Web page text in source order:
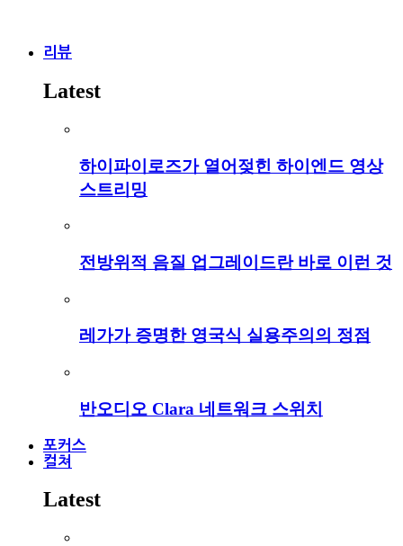
리뷰
Latest
하이파이로즈가 열어젖힌 하이엔드 영상
스트리밍
전방위적 음질 업그레이드란 바로 이런 것
레가가 증명한 영국식 실용주의의 정점
반오디오 Clara 네트워크 스위치
포커스
컬쳐
Latest